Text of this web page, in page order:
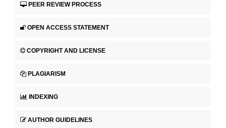
PEER REVIEW PROCESS
OPEN ACCESS STATEMENT
COPYRIGHT AND LICENSE
PLAGIARISM
INDEXING
AUTHOR GUIDELINES